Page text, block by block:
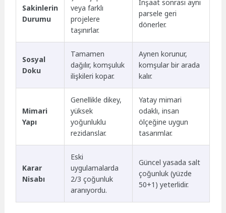
Sakinlerin
Durumu
veya farklı
projelere
taşınırlar.
İnşaat sonrası aynı
parsele geri
dönerler.
Sosyal
Doku
Tamamen
dağılır, komşuluk
ilişkileri kopar.
Aynen korunur,
komşular bir arada
kalır.
Mimari
Yapı
Genellikle dikey,
yüksek
yoğunluklu
rezidanslar.
Yatay mimari
odaklı, insan
ölçeğine uygun
tasarımlar.
Karar
Nisabı
Eski
uygulamalarda
2/3 çoğunluk
aranıyordu.
Güncel yasada salt
çoğunluk (yüzde
50+1) yeterlidir.